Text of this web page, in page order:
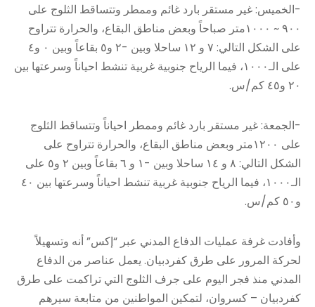
-الخميس: غير مستقر بارد غائم وممطر وتتساقط الثلوج على
٩٠٠ ~ ١٠٠٠متر صباحاً وبعض مناطق البقاع، والحرارة تتراوح
على الشكل التالي: ٧ و ١٢ ساحلا وبين -٢ و٥ بقاعاً وبين ٠ و٤
على الـ١٠٠٠، فيما الرياح جنوبية غربية تنشط احياناً وسرعتها بين
٢٠ و٤٥ كم/س.
-الجمعة: غير مستقر بارد غائم وممطر احياناً وتتساقط الثلوج
على ١٢٠٠متر وبعض مناطق البقاع، والحرارة تتراوح على
الشكل التالي: ٨ و ١٤ ساحلا وبين -١ و ٦ بقاعاً وبين ٢ و٥ على
الـ١٠٠٠، فيما الرياح جنوبية غربية تنشط احياناً وسرعتها بين ٤٠
و٥٠ كم/س.
وأفادت غرفة عمليات الدفاع المدني عبر “إكس” أنه وتسهيلاً
لحركة المرور على طرق كفردبيان. يعمل عناصر من الدفاع
المدني منذ فجر اليوم على جرف الثلوج التي تراكمت على طرق
كفردبيان – كسروان، لتمكين المواطنين من متابعة سيرهم